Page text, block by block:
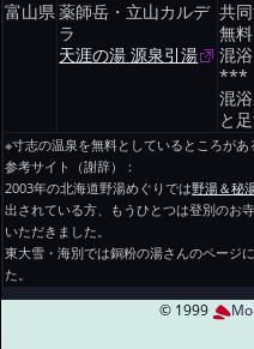
富山県薬師岳・立山カルデ
ラ
天涯の湯 源泉引湯
共
無料
混浴
***
混
と
※寸志の温泉を無料としているところがあ
参考サイト（謝辞）：
2003年の北海道野湯めぐりでは野湯＆秘
出されている方、もうひとつは登別のお
いただきました。
東大雪・海別では銅粉の湯さんのページ
た。
© 1999